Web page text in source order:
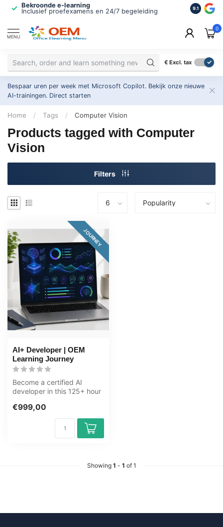
Bekroonde e-learning
Inclusief proefexamens en 24/7 begeleiding
ISO
2.500+
9.1
MENU
0
€ Excl. tax
Bespaar uren per week met Microsoft Copilot. Bekijk onze nieuwe
AI-trainingen. Direct starten
Home / Tags / Computer Vision
Products tagged with Computer
Vision
Filters
JOURNEY
AI+ Developer | OEM
Learning Journey
Become a certified AI
developer in this 125+ hour
programm...
€999,00
Showing 1 - 1 of 1